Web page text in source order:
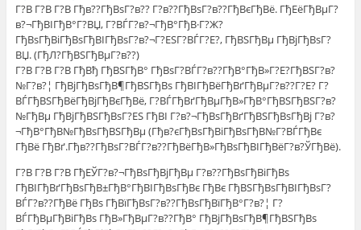
Г?В Г?В Г?В Гђв??ГђВѕГ?в?? Г?в??ГђВѕГ?в??ГђВєГђВё. ГђЕёГђВµГ?
в?¬ГђВІГђВ°Г?ВЏ, Г?ВЃГ?в?¬ГђВ°ГђВ·Г?Ж?
ГђВѕГђВіГђВѕГђВІГђВѕГ?в?¬Г?ЕЅГ?ВЃГ?Е?, ГђВЅГђВµ ГђВјГђВѕГ?
ВЏ. (ГђЛ?ГђВЅГђВµГ?в??)
Г?В Г?В Г?В ГђВђ ГђВЅГђВ° ГђВѕГ?ВЃГ?в??ГђВ°ГђВ»Г?Е?ГђВЅГ?в?
№Г?в?¦ ГђВјГђВѕГђВ¶ГђВЅГђВѕ ГђВІГђВёГђВґГђВµГ?в??Г?Е? Г?
ВЃГђВЅГђВёГђВјГђВєГђВё, Г?ВЃГђВґГђВµГђВ»ГђВ°ГђВЅГђВЅГ?в?
№ГђВµ ГђВјГђВЅГђВѕГ?ЕЅ ГђВІ Г?в?¬ГђВѕГђВґГђВЅГђВѕГђВј Г?в?
¬ГђВ°ГђВ№ГђВѕГђВЅГђВµ (Гђв?єГђВѕГђВіГђВѕГђВ№Г?ВЃГђВє
ГђВё ГђВґ.Гђв??ГђВѕГ?ВЃГ?в??ГђВёГђВ»ГђВѕГђВІГђВёГ?в?ЎГђВё).
Г?В Г?В Г?В ГђЕЎГ?в?¬ГђВѕГђВјГђВµ Г?в??ГђВѕГђВіГђВѕ
ГђВІГђВґГђВѕГђВ±ГђВ°ГђВІГђВѕГђВє ГђВє ГђВЅГђВѕГђВІГђВѕГ?
ВЃГ?в??ГђВё ГђВѕ ГђВїГђВѕГ?в??ГђВѕГђВїГђВ°Г?в?¦ Г?
ВЃГђВµГђВіГђВѕ ГђВ»ГђВµГ?в??ГђВ° ГђВјГђВѕГђВ¶ГђВЅГђВѕ